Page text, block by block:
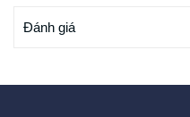
Đánh giá